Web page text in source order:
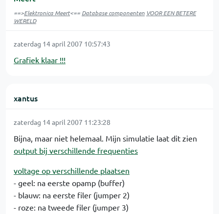
==>Elektronica Meert<==Database componenten VOOR EEN BETERE
WERELD
zaterdag 14 april 2007 10:57:43
Grafiek klaar !!!
xantus
zaterdag 14 april 2007 11:23:28
Bijna, maar niet helemaal. Mijn simulatie laat dit zien
output bij verschillende frequenties
voltage op verschillende plaatsen
- geel: na eerste opamp (buffer)
- blauw: na eerste filer (jumper 2)
- roze: na tweede filer (jumper 3)